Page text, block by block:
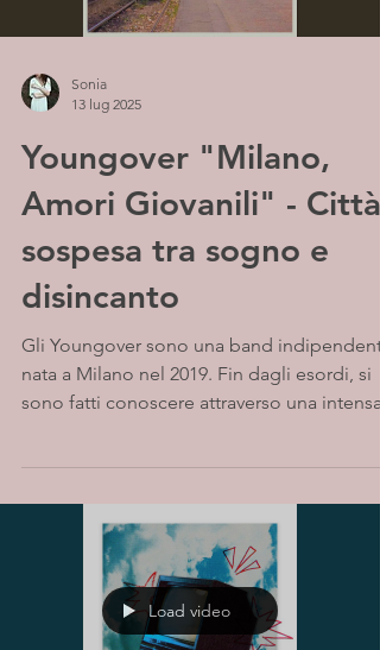
Sonia
13 lug 2025
Youngover "Milano,
Amori Giovanili" - Città
sospesa tra sogno e
disincanto
Gli Youngover sono una band indipendente
nata a Milano nel 2019. Fin dagli esordi, si
sono fatti conoscere attraverso una
Load video